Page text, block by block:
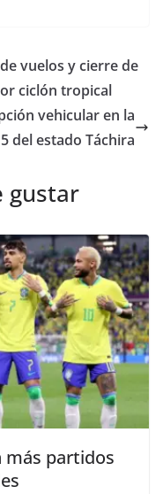
vuelos y cierre de
ciclón tropical
vehicular en la
del estado Táchira
gustar
más partidos